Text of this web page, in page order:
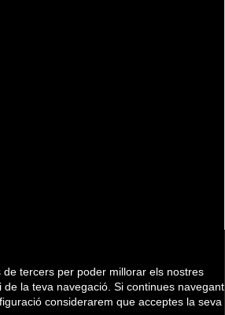
de tercers per poder millorar els nostres
la teva navegació. Si continues navegant
considerarem que acceptes la seva